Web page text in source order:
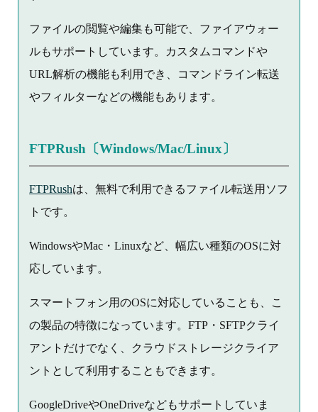
ファイルの閲覧や編集も可能で、ファイアウォー
ルもサポートしています。カスタムコマンドや
URL解析の機能も利用でき、コマンドライン転送
やフィルターなどの機能もあります。
FTPRush〔Windows/Mac/Linux〕
FTPRushは、無料で利用できるファイル転送用ソフ
トです。
WindowsやMac・Linuxなど、幅広い種類のOSに対
応しています。
スマートフォン用のOSに対応していることも、こ
の製品の特徴になっています。FTP・SFTPクライ
アントだけでなく、クラウドストレージクライア
ントとして利用することもできます。
GoogleDriveやOneDriveなどもサポートしていま